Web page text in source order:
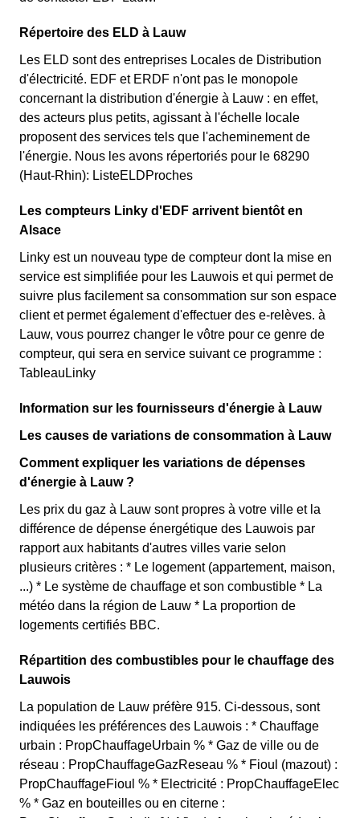
Répertoire des ELD à Lauw
Les ELD sont des entreprises Locales de Distribution
d'électricité. EDF et ERDF n'ont pas le monopole
concernant la distribution d'énergie à Lauw : en effet,
des acteurs plus petits, agissant à l'échelle locale
proposent des services tels que l'acheminement de
l'énergie. Nous les avons répertoriés pour le 68290
(Haut-Rhin): ListeELDProches
Les compteurs Linky d'EDF arrivent bientôt en
Alsace
Linky est un nouveau type de compteur dont la mise en
service est simplifiée pour les Lauwois et qui permet de
suivre plus facilement sa consommation sur son espace
client et permet également d'effectuer des e-relèves. à
Lauw, vous pourrez changer le vôtre pour ce genre de
compteur, qui sera en service suivant ce programme :
TableauLinky
Information sur les fournisseurs d'énergie à Lauw
Les causes de variations de consommation à Lauw
Comment expliquer les variations de dépenses
d'énergie à Lauw ?
Les prix du gaz à Lauw sont propres à votre ville et la
différence de dépense énergétique des Lauwois par
rapport aux habitants d'autres villes varie selon
plusieurs critères : * Le logement (appartement, maison,
...) * Le système de chauffage et son combustible * La
météo dans la région de Lauw * La proportion de
logements certifiés BBC.
Répartition des combustibles pour le chauffage des
Lauwois
La population de Lauw préfère 915. Ci-dessous, sont
indiquées les préférences des Lauwois : * Chauffage
urbain : PropChauffageUrbain % * Gaz de ville ou de
réseau : PropChauffageGazReseau % * Fioul (mazout) :
PropChauffageFioul % * Electricité : PropChauffageElec
% * Gaz en bouteilles ou en citerne :